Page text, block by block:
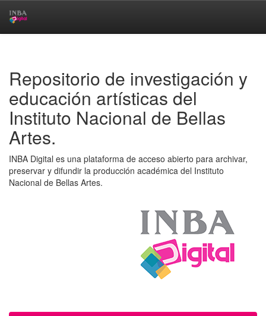
Repositorio de investigación y
educación artísticas del
Instituto Nacional de Bellas
Artes.
INBA Digital es una plataforma de acceso abierto para archivar,
preservar y difundir la producción académica del Instituto
Nacional de Bellas Artes.